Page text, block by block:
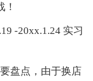
-20xx.1.24 实习
盘点，由于换店